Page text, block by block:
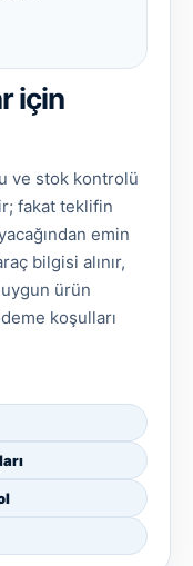
için
ve stok kontrolü
fakat teklifin
emin
bilgisi alınır,
ürün
koşulları